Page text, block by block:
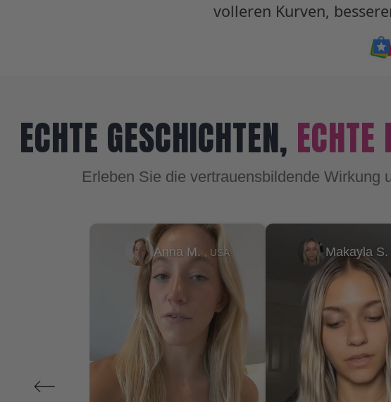
volleren Kurven,
ECHTE GESCHICHTEN, ECHTE
Erleben Sie die vertrauensbildende Wirkung
Makayla S., AU Jasmine Z., USA